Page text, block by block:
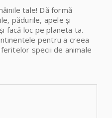
tale! Dă formă
pădurile, apele și
facă loc pe planeta ta.
pentru a creea
specii de animale